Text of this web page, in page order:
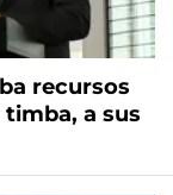
recursos
timba, a sus